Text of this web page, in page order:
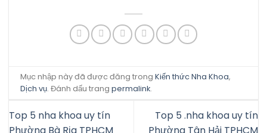
Mục nhập này đã được đăng trongKiến thức Nha Khoa,
Dịch vụ. Đánh dấu trangpermalink.
Top 5 nha khoa uy tín
Phường Bà Rịa TPHCM
Top 5 .nha khoa uy tín
Phường Tân Hải TPHCM